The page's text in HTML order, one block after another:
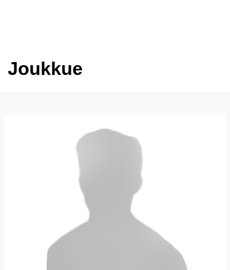
Joukkue